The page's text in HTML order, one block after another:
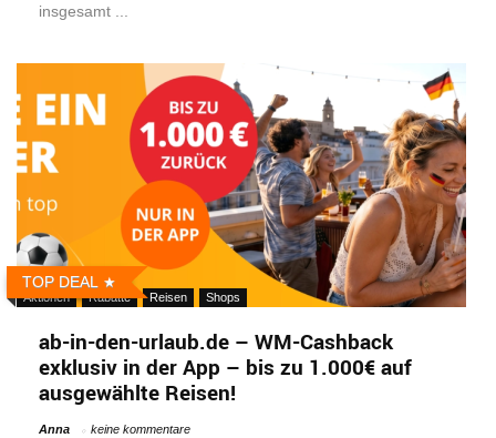
insgesamt ...
TOP DEAL
Aktionen Rabatte Reisen Shops
ab-in-den-urlaub.de – WM-Cashback
exklusiv in der App – bis zu 1.000€ auf
ausgewählte Reisen!
Anna keine kommentare